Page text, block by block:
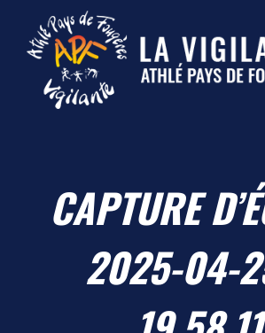
Passer
contenu
Accueil
Le Club
Actualités
CAPTURE
2025-04-